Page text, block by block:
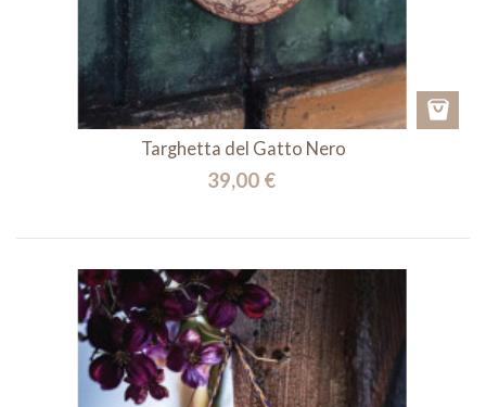
Targhetta del Gatto Nero
39,00 €